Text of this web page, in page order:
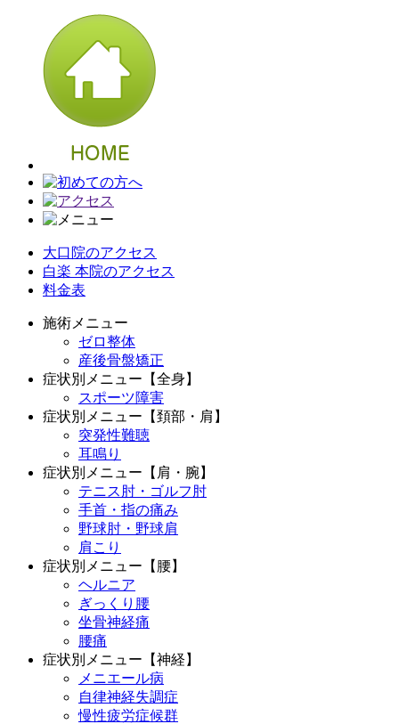
大口院のアクセス
白楽 本院のアクセス
料金表
施術メニュー
ゼロ整体
産後骨盤矯正
症状別メニュー【全身】
スポーツ障害
症状別メニュー【頚部・肩】
突発性難聴
耳鳴り
症状別メニュー【肩・腕】
テニス肘・ゴルフ肘
手首・指の痛み
野球肘・野球肩
肩こり
症状別メニュー【腰】
ヘルニア
ぎっくり腰
坐骨神経痛
腰痛
症状別メニュー【神経】
メニエール病
自律神経失調症
慢性疲労症候群